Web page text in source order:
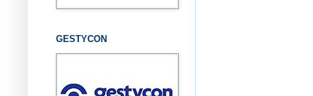
GESTYCON